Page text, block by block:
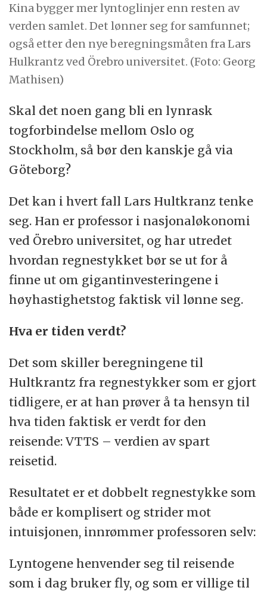
Kina bygger mer lyntoglinjer enn resten av
verden samlet. Det lønner seg for samfunnet;
også etter den nye beregningsmåten fra Lars
Hulkrantz ved Örebro universitet. (Foto: Georg
Mathisen)
Skal det noen gang bli en lynrask
togforbindelse mellom Oslo og
Stockholm, så bør den kanskje gå via
Göteborg?
Det kan i hvert fall Lars Hultkranz tenke
seg. Han er professor i nasjonaløkonomi
ved Örebro universitet, og har utredet
hvordan regnestykket bør se ut for å
finne ut om gigantinvesteringene i
høyhastighetstog faktisk vil lønne seg.
Hva er tiden verdt?
Det som skiller beregningene til
Hultkrantz fra regnestykker som er gjort
tidligere, er at han prøver å ta hensyn til
hva tiden faktisk er verdt for den
reisende: VTTS – verdien av spart
reisetid.
Resultatet er et dobbelt regnestykke som
både er komplisert og strider mot
intuisjonen, innrømmer professoren selv:
Lyntogene henvender seg til reisende
som i dag bruker fly, og som er villige til